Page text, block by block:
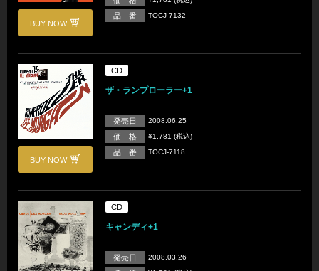
BUY NOW
品 番 TOCJ-7132
BUY NOW
CD
ザ・ランプローラー+1
発売日 2008.06.25
価 格 ¥1,781 (税込)
品 番 TOCJ-7118
CD
キャンディ+1
発売日 2008.03.26